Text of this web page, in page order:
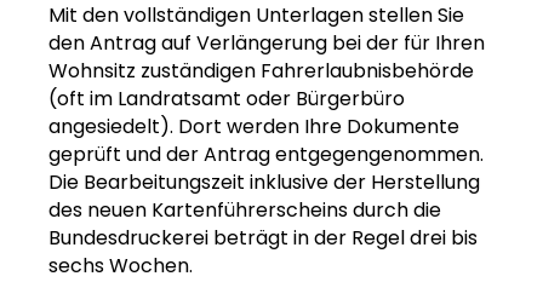
Mit den vollständigen Unterlagen stellen Sie
den Antrag auf Verlängerung bei der für Ihren
Wohnsitz zuständigen Fahrerlaubnisbehörde
(oft im Landratsamt oder Bürgerbüro
angesiedelt). Dort werden Ihre Dokumente
geprüft und der Antrag entgegengenommen.
Die Bearbeitungszeit inklusive der Herstellung
des neuen Kartenführerscheins durch die
Bundesdruckerei beträgt in der Regel drei bis
sechs Wochen.